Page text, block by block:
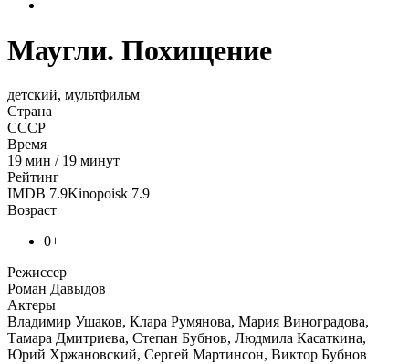
Маугли. Похищение
детский, мультфильм
Страна
СССР
Время
19 мин / 19 минут
Рейтинг
IMDB 7.9Kinopoisk 7.9
Возраст
0+
Режиссер
Роман Давыдов
Актеры
Владимир Ушаков, Клара Румянова, Мария Виноградова,
Тамара Дмитриева, Степан Бубнов, Людмила Касаткина,
Юрий Хржановский, Сергей Мартинсон, Виктор Бубнов